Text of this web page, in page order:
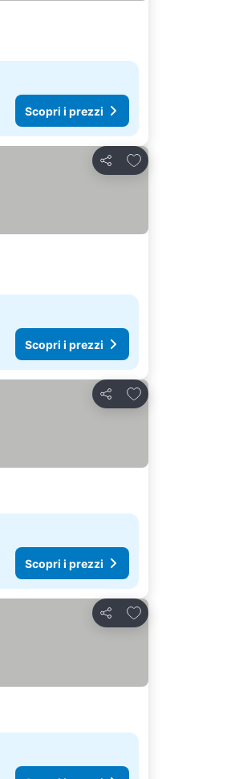
Scopri i prezzi
Condividi
Aggiungi ai
Scopri i prezzi
Condividi
Aggiungi ai
Scopri i prezzi
Condividi
Aggiungi ai